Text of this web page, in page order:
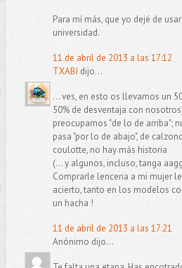
Para mí más, que yo dejé de
universidad.
11 de abril de 2013 a las 17:12
TXABI dijo...
... ves, en esto os llevamos un
50% de desventaja con
preocuparnos "de lo de arriba";
pasa "por lo de abajo", de
coulotte, no hay más historia
(... y algunos, incluso, tanga
Comprarle lenceria a mi mujer le
acierto, tanto en los modelos
un hacha !
11 de abril de 2013 a las 17:21
Anónimo dijo...